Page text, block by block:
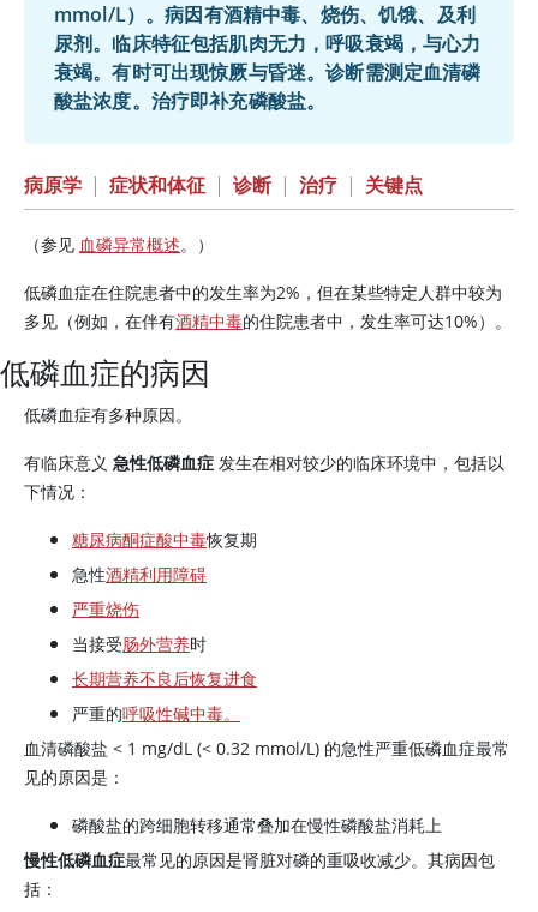
mmol/L）。病因有酒精中毒、烧伤、饥饿、及利
尿剂。临床特征包括肌肉无力，呼吸衰竭，与心力
衰竭。有时可出现惊厥与昏迷。诊断需测定血清磷
酸盐浓度。治疗即补充磷酸盐。
病原学 | 症状和体征 | 诊断 | 治疗 | 关键点
（参见 血磷异常概述。）
低磷血症在住院患者中的发生率为2%，但在某些特定人群中较为
多见（例如，在伴有酒精中毒的住院患者中，发生率可达10%）。
低磷血症的病因
低磷血症有多种原因。
有临床意义 急性低磷血症 发生在相对较少的临床环境中，包括以
下情况：
糖尿病酮症酸中毒恢复期
急性酒精利用障碍
严重烧伤
当接受肠外营养时
长期营养不良后恢复进食
严重的呼吸性碱中毒。
血清磷酸盐 < 1 mg/dL (< 0.32 mmol/L) 的急性严重低磷血症最常
见的原因是：
磷酸盐的跨细胞转移通常叠加在慢性磷酸盐消耗上
慢性低磷血症最常见的原因是肾脏对磷的重吸收减少。其病因包
括：